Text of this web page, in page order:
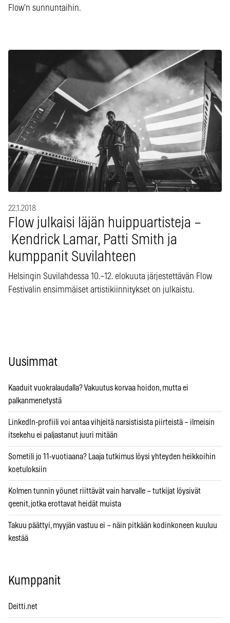
Flow’n sunnuntaihin.
22.1.2018
Flow julkaisi läjän huippuartisteja –
Kendrick Lamar, Patti Smith ja
kumppanit Suvilahteen
Helsingin Suvilahdessa 10.–12. elokuuta järjestettävän Flow
Festivalin ensimmäiset artistikiinnitykset on julkaistu.
Uusimmat
Kaaduit vuokralaudalla? Vakuutus korvaa hoidon, mutta ei
palkanmenetystä
LinkedIn-profiili voi antaa vihjeitä narsistisista piirteistä – ilmeisin
itsekehu ei paljastanut juuri mitään
Sometili jo 11-vuotiaana? Laaja tutkimus löysi yhteyden heikkoihin
koetuloksiin
Kolmen tunnin yöunet riittävät vain harvalle – tutkijat löysivät
geenit, jotka erottavat heidät muista
Takuu päättyi, myyjän vastuu ei – näin pitkään kodinkoneen kuuluu
kestää
Kumppanit
Deitti.net